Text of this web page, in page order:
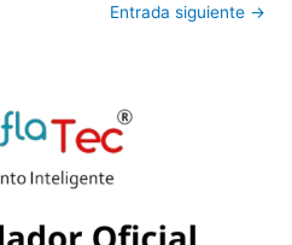
Entrada siguiente →